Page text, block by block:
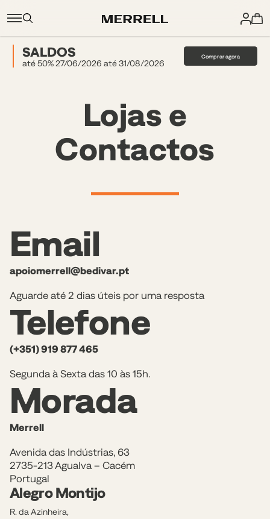
SALDOS
até 50% 27/06/2026 até 31/08/2026
Comprar agora
Lojas e
Contactos
Email
apoiomerrell@bedivar.pt
Aguarde até 2 dias úteis por uma resposta
Telefone
(+351) 919 877 465
Segunda à Sexta das 10 às 15h.
Morada
Merrell
Avenida das Indústrias, 63
2735-213 Agualva – Cacém
Portugal
Alegro Montijo
R. da Azinheira,